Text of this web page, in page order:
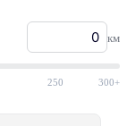
км
250 300+